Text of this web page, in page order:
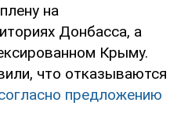
на
Донбасса, а
Крыму.
что отказываются
предложению